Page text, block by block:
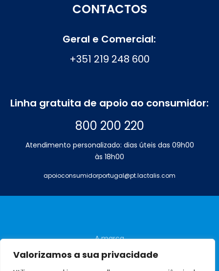
Valorizamos a sua privacidade
CONTACTOS
Geral e Comercial:
+351 219 248 600
Linha gratuita de apoio ao consumidor:
800 200 220
Atendimento personalizado: dias úteis das 09h00
às 18h00
apoioconsumidorportugal@pt.lactalis.com
A marca
Perguntas frequentes
Contactos